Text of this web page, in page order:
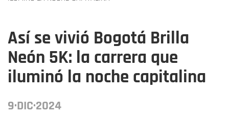
Así se vivió Bogotá Brilla
Neón 5K: la carrera que
iluminó la noche capitalina
9·DIC·2024